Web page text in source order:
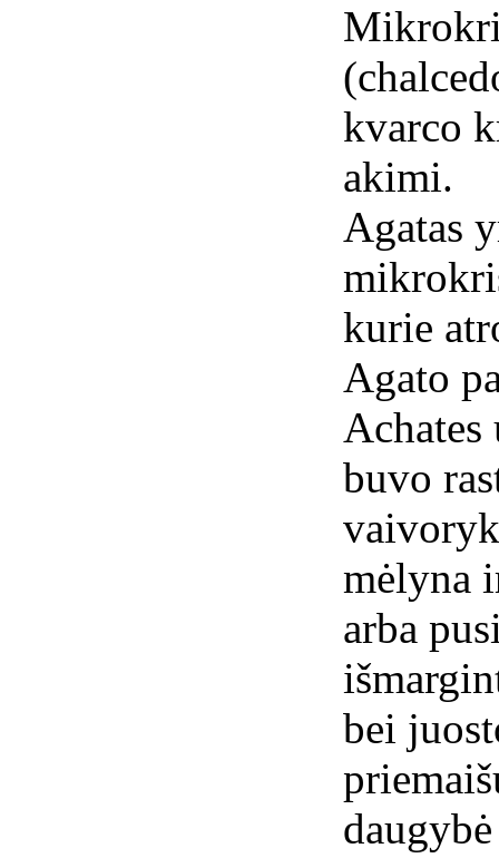
kvarco
akimi.
Agatas
kurie
Agato
buvo
mėlyna
arba
bei